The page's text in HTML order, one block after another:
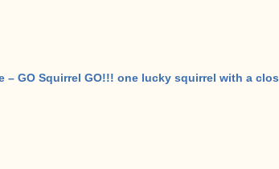
YouTube – ‪GO Squirrel GO!!! one lucky squirrel with